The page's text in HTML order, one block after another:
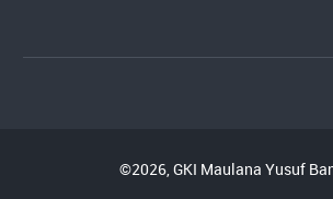
©2026, GKI Maulana Yusuf